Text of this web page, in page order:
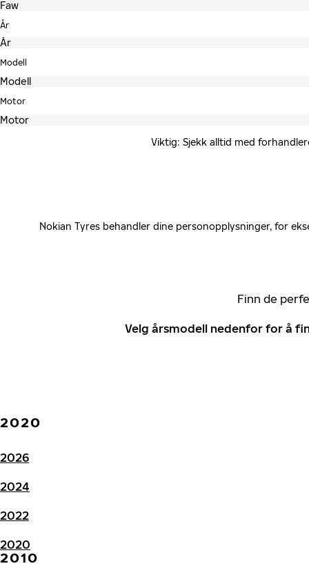
År
Modell
Motor
Viktig: Sjekk alltid med
Nokian Tyres behandler dine personopplysninger, for
Finn de
Velg årsmodell nedenfor for å
2020
2026
2024
2022
2020
2010